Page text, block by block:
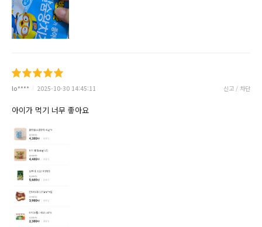
lo**** 2025-10-30 14:45:11 신고 / 차단
아이가 먹기 너무 좋아요